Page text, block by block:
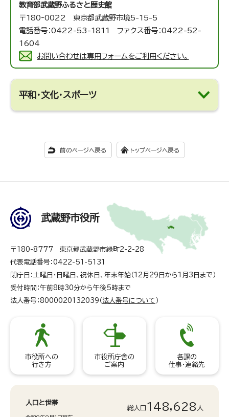
教育部武蔵野ふるさと歴史館
〒180‐0022 東京都武蔵野市境5-15-5
電話番号：0422-53-1811 ファクス番号：0422-52-
1604
お問い合わせは専用フォームをご利用ください。
平和・文化・スポーツ
前のページへ戻る トップページへ戻る
武蔵野市役所
〒180-8777 東京都武蔵野市緑町2-2-28
代表電話番号：0422-51-5131
閉庁日：土曜日・日曜日、祝休日、年末年始（12月29日から1月3日まで）
受付時間：午前8時30分から午後5時まで
法人番号：8000020132039（法人番号について ）
市役所への
行き方
市役所庁舎の
ご案内
各課の
仕事・連絡先
人口と世帯
総人口 148,628 人